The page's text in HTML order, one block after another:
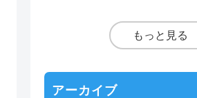
もっと見る
アーカイブ